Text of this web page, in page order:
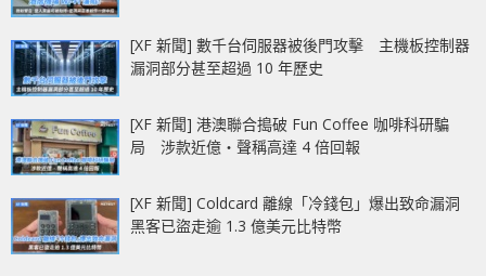
[XF 新聞] 數千台伺服器被後門攻擊 主機板控制器
漏洞部分甚至超過 10 年歷史
[XF 新聞] 港澳聯合搗破 Fun Coffee 咖啡科研騙
局 涉款近億‧聲稱高達 4 倍回報
[XF 新聞] Coldcard 離線「冷錢包」爆出致命漏洞
黑客已盜走逾 1.3 億美元比特幣